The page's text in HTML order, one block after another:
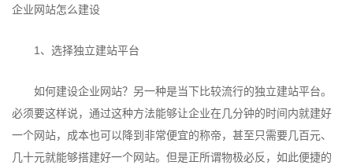
企业网站怎么建设
1、选择独立建站平台
如何建设企业网站？另一种是当下比较流行的独立建站平台。
必须要这样说，通过这种方法能够让企业在几分钟的时间内就建好
一个网站，成本也可以降到非常便宜的称帝，甚至只需要几百元、
几十元就能够搭建好一个网站。但是正所谓物极必反，如此便捷的